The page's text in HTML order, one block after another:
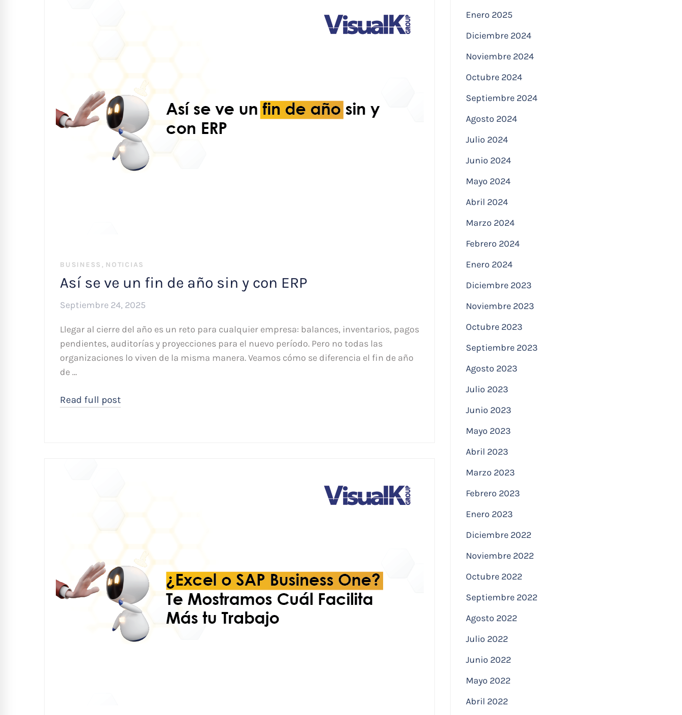
BUSINESS , NOTICIAS
Así se ve un fin de año sin y con ERP
Septiembre 24, 2025
Llegar al cierre del año es un reto para cualquier empresa: balances, inventarios, pagos
pendientes, auditorías y proyecciones para el nuevo período. Pero no todas las
organizaciones lo viven de la misma manera. Veamos cómo se diferencia el fin de año
de …
Read full post
Enero 2025
Diciembre 2024
Noviembre 2024
Octubre 2024
Septiembre 2024
Agosto 2024
Julio 2024
Junio 2024
Mayo 2024
Abril 2024
Marzo 2024
Febrero 2024
Enero 2024
Diciembre 2023
Noviembre 2023
Octubre 2023
Septiembre 2023
Agosto 2023
Julio 2023
Junio 2023
Mayo 2023
Abril 2023
Marzo 2023
Febrero 2023
Enero 2023
Diciembre 2022
Noviembre 2022
Octubre 2022
Septiembre 2022
Agosto 2022
Julio 2022
Junio 2022
Mayo 2022
Abril 2022